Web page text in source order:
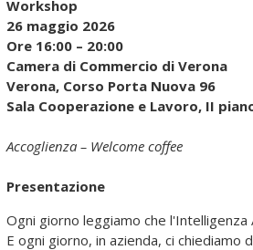
Workshop
26 maggio 2026
Ore 16:00 – 20:00
Camera di Commercio di Verona
Verona, Corso Porta Nuova 96
Sala Cooperazione e Lavoro, II
Accoglienza – Welcome coffee
Presentazione
Ogni giorno leggiamo che
E ogni giorno, in azienda, ci chiediamo